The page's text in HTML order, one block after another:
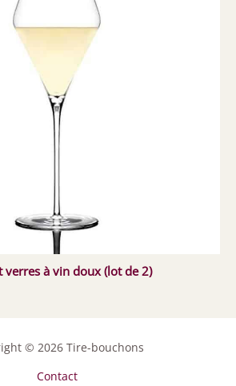
verres à vin doux (lot de 2)
© 2026 Tire-bouchons
Contact